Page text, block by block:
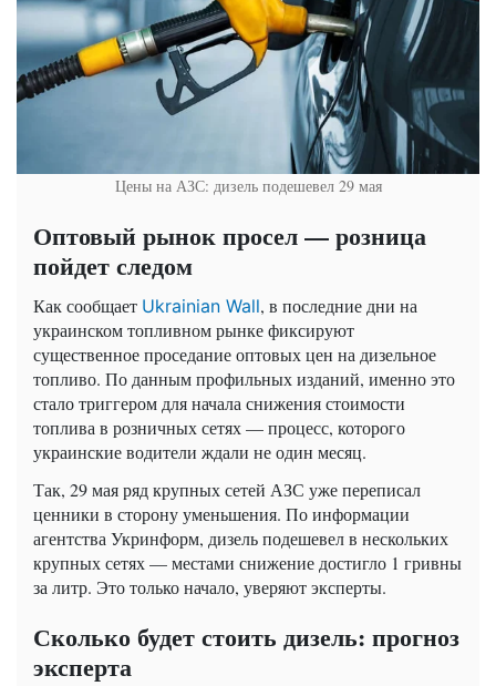
Цены на АЗС: дизель подешевел 29 мая
Оптовый рынок просел — розница
пойдет следом
Как сообщает Ukrainian Wall, в последние дни на
украинском топливном рынке фиксируют
существенное проседание оптовых цен на дизельное
топливо. По данным профильных изданий, именно это
стало триггером для начала снижения стоимости
топлива в розничных сетях — процесс, которого
украинские водители ждали не один месяц.
Так, 29 мая ряд крупных сетей АЗС уже переписал
ценники в сторону уменьшения. По информации
агентства Укринформ, дизель подешевел в нескольких
крупных сетях — местами снижение достигло 1 гривны
за литр. Это только начало, уверяют эксперты.
Сколько будет стоить дизель: прогноз
эксперта